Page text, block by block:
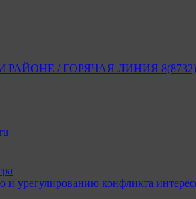
/ ГОРЯЧАЯ ЛИНИЯ 8(8732)
урегулированию конфликта